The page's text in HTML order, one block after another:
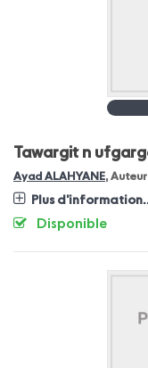
Tawargit n
Ayad ALAHYANE, Auteur
Plus
Disponible